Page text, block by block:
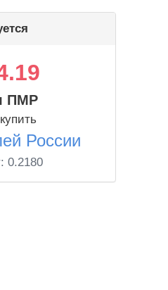
ПМР
России
0.2180